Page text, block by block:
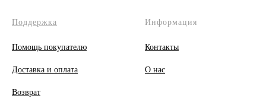
Поддержка
Помощь покупателю
Доставка и оплата
Возврат
Информация
Контакты
О нас